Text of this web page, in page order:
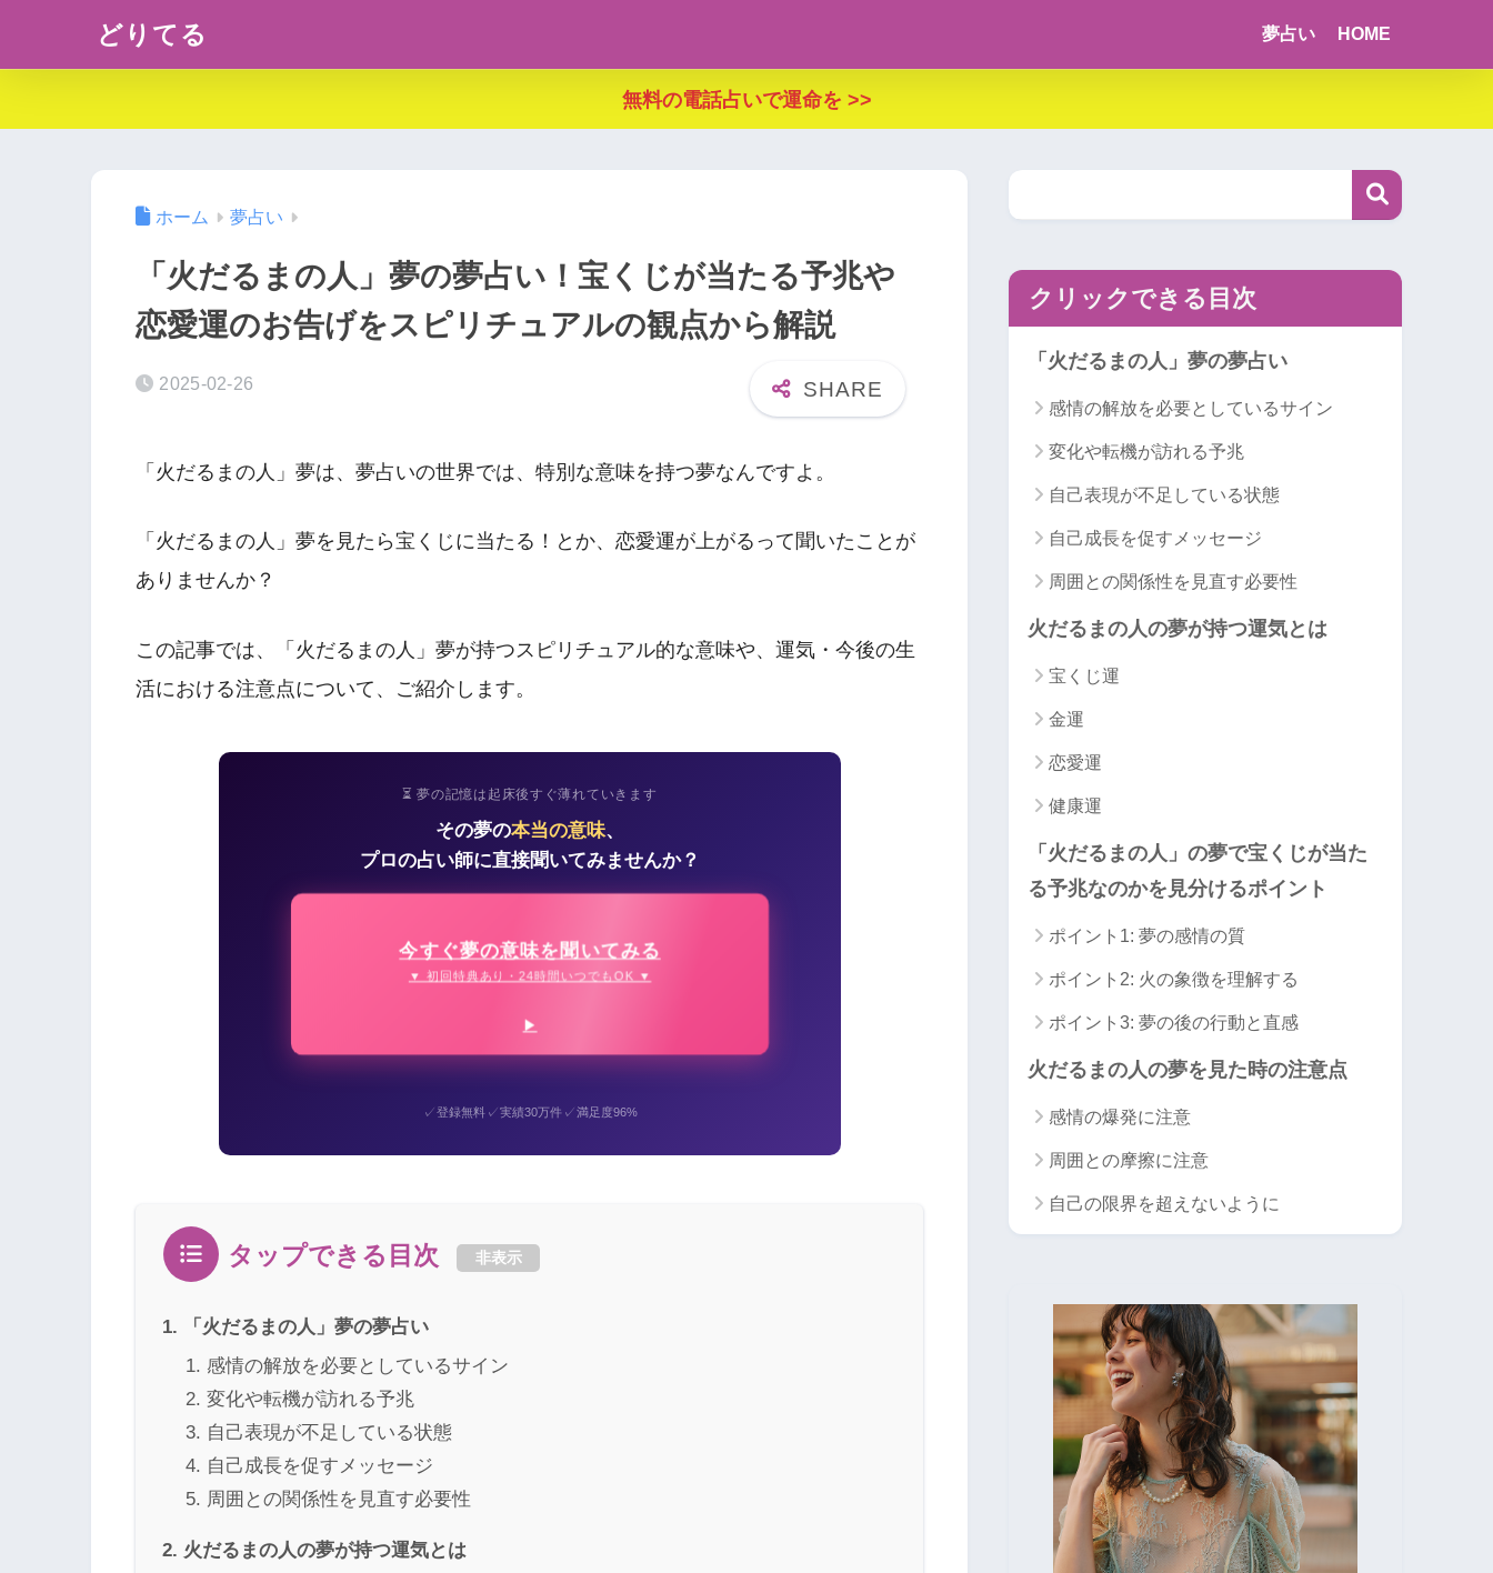
どりてる 夢占い HOME
無料の電話占いで運命を >>
ホーム 夢占い
「火だるまの人」夢の夢占い！宝くじが当たる予兆や
恋愛運のお告げをスピリチュアルの観点から解説
2025-02-26
「火だるまの人」夢は、夢占いの世界では、特別な意味を持つ夢なんですよ。
「火だるまの人」夢を見たら宝くじに当たる！とか、恋愛運が上がるって聞いたことが
ありませんか？
この記事では、「火だるまの人」夢が持つスピリチュアル的な意味や、運気・今後の生
活における注意点について、ご紹介します。
⏳ 夢の記憶は起床後すぐ薄れていきます
その夢の本当の意味、
プロの占い師に直接聞いてみませんか？
今すぐ夢の意味を聞いてみる
▼ 初回特典あり・24時間いつでもOK ▼
✓登録無料✓実績30万件✓満足度96%
タップできる目次 非表示
「火だるまの人」夢の夢占い
感情の解放を必要としているサイン
変化や転機が訪れる予兆
自己表現が不足している状態
自己成長を促すメッセージ
周囲との関係性を見直す必要性
火だるまの人の夢が持つ運気とは
クリックできる目次
「火だるまの人」夢の夢占い
感情の解放を必要としているサイン
変化や転機が訪れる予兆
自己表現が不足している状態
自己成長を促すメッセージ
周囲との関係性を見直す必要性
火だるまの人の夢が持つ運気とは
宝くじ運
金運
恋愛運
健康運
「火だるまの人」の夢で宝くじが当た
る予兆なのかを見分けるポイント
ポイント1: 夢の感情の質
ポイント2: 火の象徴を理解する
ポイント3: 夢の後の行動と直感
火だるまの人の夢を見た時の注意点
感情の爆発に注意
周囲との摩擦に注意
自己の限界を超えないように